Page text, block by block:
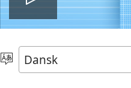
Afspil
video
Vælg
sprog